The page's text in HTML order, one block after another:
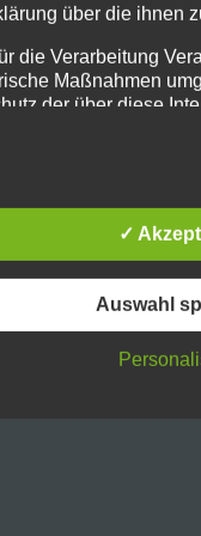
Posted in Allgemein
über die ihnen
die Verarbeitung
Maßnahmen
der über diese
Datenübertragungen
ein absoluter
Daten auch auf
zu übermitteln.
beruht auf den
und
✓
Auswahl